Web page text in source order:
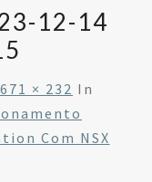
12-14
671 × 232 In
Com NSX